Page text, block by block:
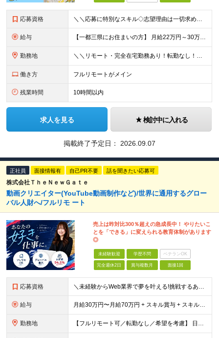
応募資格 ＼＼応募に特別なスキル◇志望理由は一切求めません！／／ 学歴不問◇職種・業種未経験歓迎◇面接は1回のみ！ ☆10名以上の仲間を大募集！ 未経験・第二新卒・はじめての正社員も大歓迎！ 「SNSが好き
給与 【一都三県にお住まいの方】 月給22万円～30万円+インセンティブ ※経験・能力を考慮して決定。経験がある場合は、スキルに応じた月給額でスタートします。 ※上記には固定残業代（10時間分／15,000
勤務地 ＼＼リモート・完全在宅勤務あり！転勤なし！／／ ★47都道府県の好きな地域で働けます◎ ★本社は渋谷駅徒歩5分の好立地です！ □リモート・フルリモートも選択可能です！ └将来的には「お気に入りのカフ
働き方 フルリモートがメイン
残業時間 10時間以内
求人を見る 検討中に入れる
掲載終了予定日： 2026.09.07
正社員 面接情報有 自己PR不要 話を聞きたい応募可
株式会社ＴｈｅＮｅｗＧａｔｅ
動画クリエイター(YouTube動画制作など)/世界に通用するグロー
バル人財へ/フルリモ ート
売上は昨対比300％超えの急成長中！ やりたいこ
とを「できる」に変えられる教育体制があります
◎
未経験歓迎 学歴不問 ベテランOK
完全週休2日 賞与複数月 面接1回
応募資格 ＼未経験からWeb業界で夢を叶える!挑戦するあなたを全力サポート/ ★学歴・経験不問! ★未経験・クリエイティブ系スクール卒業生・第二新卒歓迎! ★社会人未経験OK! ★将来の幹部候補採用 『PC
給与 月給30万円〜月給70万円 + スキル賞与 + スキルインセンティブ ※研修期間は有期雇用契約社員 ※プロジェクトによって異なる ※上記には(固定残業代¥44,369/30時間)を含む ※エリアによ
勤務地 【フルリモート可／転勤なし／希望を考慮】 日本47都道府県、どこでも就業可能！ (東京支社、群馬本社、北海道支社、宮城支社、愛知支社、大阪支社、福岡支社、千葉支店、神奈川支店、茨城支店、新潟支店、長野